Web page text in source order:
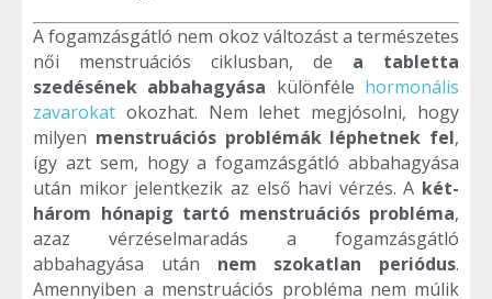
A fogamzásgátló nem okoz változást a természetes
női menstruációs ciklusban, de a tabletta
szedésének abbahagyása különféle hormonális
zavarokat okozhat. Nem lehet megjósolni, hogy
milyen menstruációs problémák léphetnek fel,
így azt sem, hogy a fogamzásgátló abbahagyása
után mikor jelentkezik az első havi vérzés. A két-
három hónapig tartó menstruációs probléma,
azaz vérzéselmaradás a fogamzásgátló
abbahagyása után nem szokatlan periódus.
Amennyiben a menstruációs probléma nem múlik